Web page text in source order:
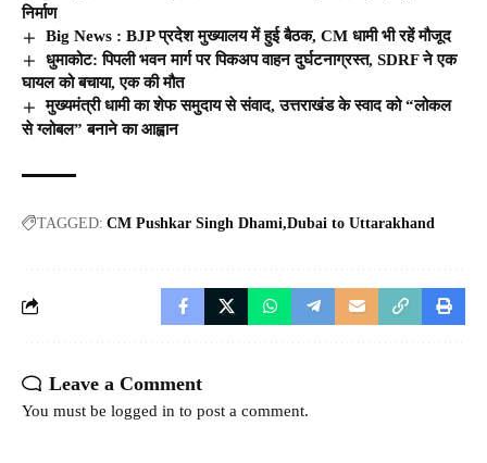
निर्माण
Big News : BJP प्रदेश मुख्यालय में हुई बैठक, CM धामी भी रहें मौजूद
धुमाकोट: पिपली भवन मार्ग पर पिकअप वाहन दुर्घटनाग्रस्त, SDRF ने एक
घायल को बचाया, एक की मौत
मुख्यमंत्री धामी का शेफ समुदाय से संवाद, उत्तराखंड के स्वाद को “लोकल
से ग्लोबल” बनाने का आह्वान
TAGGED: CM Pushkar Singh Dhami Dubai to Uttarakhand
Leave a Comment
You must be logged in to post a comment.